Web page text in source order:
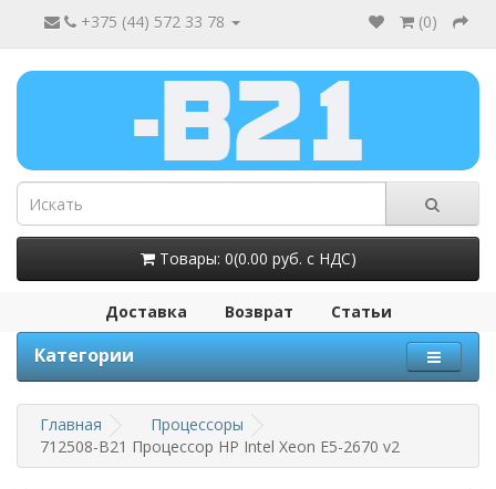
+375 (44) 572 33 78 (0)
Товары: 0(0.00 руб. с НДС)
Доставка Возврат Статьи
Категории
Главная
Процессоры
712508-B21 Процессор HP Intel Xeon E5-2670 v2